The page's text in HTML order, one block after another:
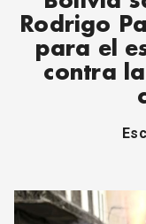
Rodrigo
para el
contra